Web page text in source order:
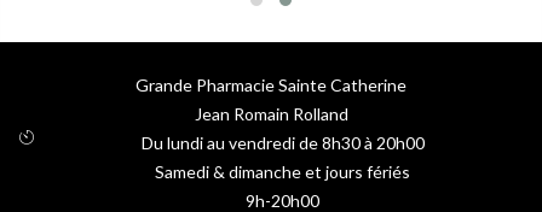
Grande Pharmacie Sainte Catherine
Jean Romain Rolland
Du lundi au vendredi de 8h30 à 20h00
Samedi & dimanche et jours fériés
9h-20h00